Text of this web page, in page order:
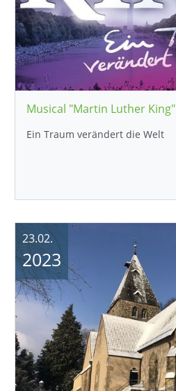
Musical "Martin Luther King"
Ein Traum verändert die Welt
23.02.
2023